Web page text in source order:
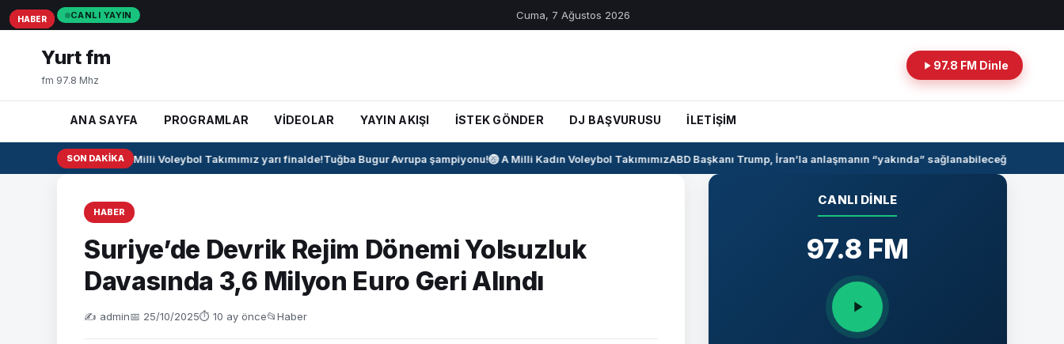
CANLI YAYIN Cuma, 7 Ağustos 2026
Yurt fm
fm 97.8 Mhz
97.8 FM Dinle
ANA SAYFA PROGRAMLAR VİDEOLAR YAYIN AKIŞI İSTEK GÖNDER DJ BAŞVURUSU İLETİŞİM
SON DAKIKA
🏐 U17 Erkek Milli Voleybol Takımımız yarı finalde!Tuğba Bugur Avrupa şampiyonu!🏐 A Milli Kadın Voleybol TakımımızABD Başkanı Trump, İran’la anlaşmanın “yakında” sağlanabileceğini söyledi
HABER
Suriye’de Devrik Rejim Dönemi Yolsuzluk
Davasında 3,6 Milyon Euro Geri Alındı
✍️ admin📅 25/10/2025⏱ 10 ay önce📂Haber
HABER
HABER
HABER
CANLI DINLE
97.8 FM